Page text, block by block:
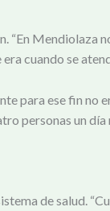
Mendiolaza
cuando se
para ese fin no
personas un
de salud.